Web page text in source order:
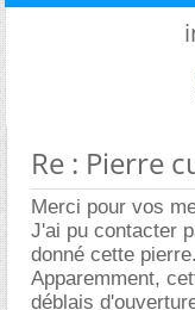
Re : Pierre
Merci pour vos
J'ai pu contacter
donné cette pierre.
Apparemment,
déblais